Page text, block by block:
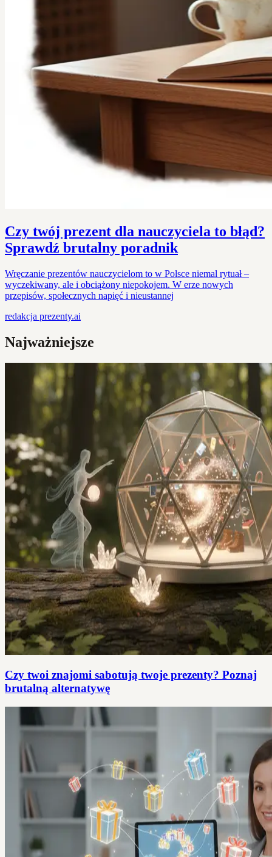
Czy twój prezent dla nauczyciela to błąd?
Sprawdź brutalny poradnik
Wręczanie prezentów nauczycielom to w Polsce niemal rytuał –
wyczekiwany, ale i obciążony niepokojem. W erze nowych
przepisów, społecznych napięć i nieustannej
redakcja prezenty.ai
Najważniejsze
Czy twoi znajomi sabotują twoje prezenty? Poznaj
brutalną alternatywę